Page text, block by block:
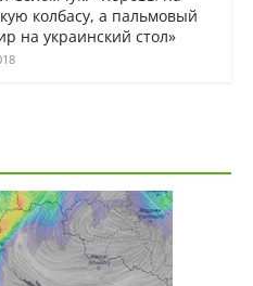
колбасу, а пальмовый
на украинский стол»